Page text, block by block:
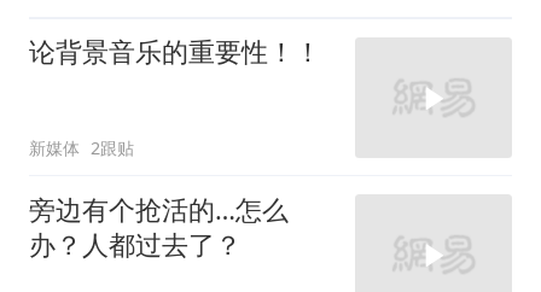
论背景音乐的重要性！！
新媒体 2跟贴
旁边有个抢活的…怎么
办？人都过去了？